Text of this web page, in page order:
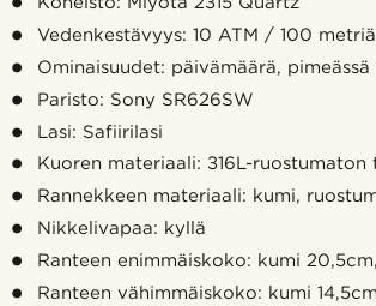
Vedenkestävyys: 10 ATM / 100 metriä
Ominaisuudet: päivämäärä,
Paristo: Sony SR626SW
Lasi: Safiirilasi
Kuoren materiaali: 316L-ruostumaton
Rannekkeen materiaali: kumi,
Nikkelivapaa: kyllä
Ranteen enimmäiskoko: kumi
Ranteen vähimmäiskoko: kumi